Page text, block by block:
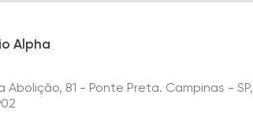
Alpha
Abolição, 81 - Ponte Preta. Campinas - SP,